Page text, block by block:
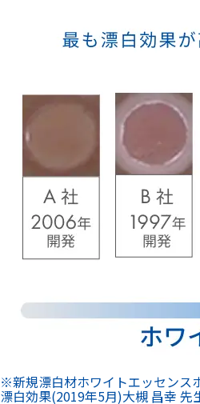
※新規漂白材ホワイトエッセンス
漂白効果(2019年5月)大槻 昌幸 先